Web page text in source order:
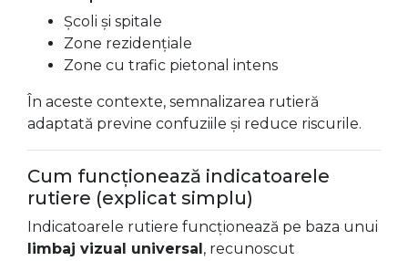
Școli și spitale
Zone rezidențiale
Zone cu trafic pietonal intens
În aceste contexte, semnalizarea rutieră
adaptată previne confuziile și reduce riscurile.
Cum funcționează indicatoarele
rutiere (explicat simplu)
Indicatoarele rutiere funcționează pe baza unui
limbaj vizual universal, recunoscut